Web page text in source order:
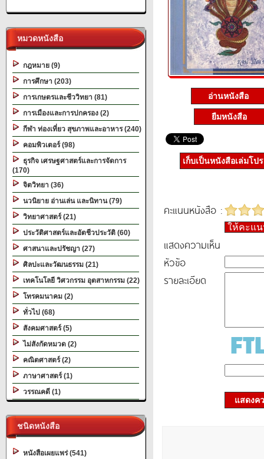
หมวดหนังสือ
กฎหมาย (9)
การศึกษา (203)
การเกษตรและชีววิทยา (81)
การเมืองและการปกครอง (2)
กีฬา ท่องเที่ยว สุขภาพและอาหาร (240)
คอมพิวเตอร์ (98)
ธุรกิจ เศรษฐศาสตร์และการจัดการ
(170)
จิตวิทยา (36)
นวนิยาย อ่านเล่น และนิทาน (79)
วิทยาศาสตร์ (21)
ประวัติศาสตร์และอัตชีวประวัติ (60)
ศาสนาและปรัชญา (27)
ศิลปะและวัฒนธรรม (21)
เทคโนโลยี วิศวกรรม อุตสาหกรรม (22)
โทรคมนาคม (2)
ทั่วไป (68)
สังคมศาสตร์ (5)
ไม่สังกัดหมวด (2)
คณิตศาสตร์ (2)
ภาษาศาสตร์ (1)
วรรณคดี (1)
ชนิดหนังสือ
หนังสือเผยแพร่ (541)
อ่านหนังสือ
ยืมหนังสือ
เก็บเป็นหนังสือเล่มโป
คะแนนหนังสือ :
ให้คะแ
แสดงความเห็น
หัวข้อ
รายละเอียด
แสดงค